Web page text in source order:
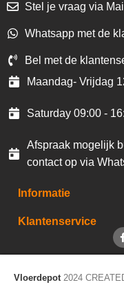
Stel je vraag via Mail
Whatsapp met de
Bel met de
Maandag- Vrijdag
Saturday 09:00 -
Afspraak mogelijk
contact op via
Informatie
Klantenservice
Vloerdepot 2024